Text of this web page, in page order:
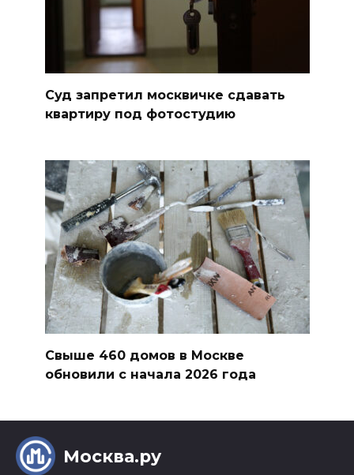
Суд запретил москвичке сдавать
квартиру под фотостудию
Свыше 460 домов в Москве
обновили с начала 2026 года
Москва.ру